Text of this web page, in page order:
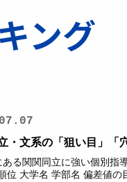
ング
・文系の「狙い目」「
ある関関同立に強い個別
位 大学名 学部名 偏差値